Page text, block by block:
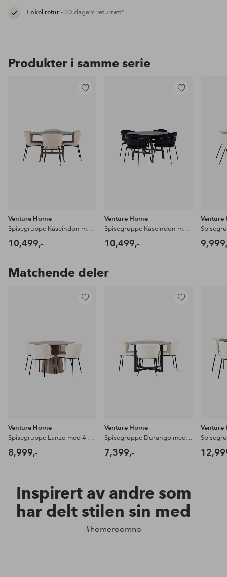
Enkel retur- 30 dagers returrett*
Produkter i samme serie
Venture Home
Spisegruppe Kaseindon med 4 stk stoler Modesto
10,499,-
Venture Home
Spisegruppe Kaseindon med 4 stk stoler Selma
10,499,-
Venture
Matchende deler
Venture Home
Spisegruppe Lanzo med 4 stk stoler Edina
8,999,-
Venture Home
Spisegruppe Durango med 4 stk stoler Edina
7,399,-
Venture
Inspirert av andre som
har delt stilen sin med
#homeroomno